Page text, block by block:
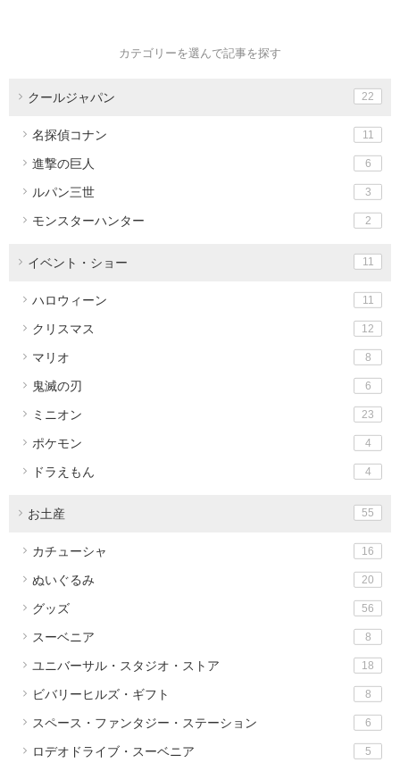
カテゴリーを選んで記事を探す
クールジャパン 22
名探偵コナン 11
進撃の巨人 6
ルパン三世 3
モンスターハンター 2
イベント・ショー 11
ハロウィーン 11
クリスマス 12
マリオ 8
鬼滅の刃 6
ミニオン 23
ポケモン 4
ドラえもん 4
お土産 55
カチューシャ 16
ぬいぐるみ 20
グッズ 56
スーベニア 8
ユニバーサル・スタジオ・ストア 18
ビバリーヒルズ・ギフト 8
スペース・ファンタジー・ステーション 6
ロデオドライブ・スーベニア 5